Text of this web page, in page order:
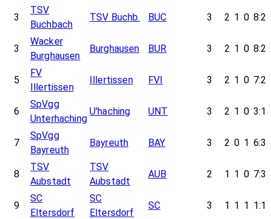
3
TSV
Buchbach
TSV Buchb. BUC 3 2 1 0 8:2
3
Wacker
Burghausen
Burghausen BUR 3 2 1 0 8:2
5
FV
Illertissen
Illertissen FVI 3 2 1 0 7:2
6
SpVgg
Unterhaching
U'haching UNT 3 2 1 0 3:1
7
SpVgg
Bayreuth
Bayreuth BAY 3 2 0 1 6:3
8
TSV
Aubstadt
TSV
Aubstadt
AUB 2 1 1 0 7:3
9
SC
Eltersdorf
SC
Eltersdorf
SC 3 1 1 1 1:1